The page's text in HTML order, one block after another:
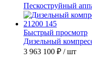
Пескоструйный
Быстрый просмотр
Дизельный
3 963 100 ₽ / шт